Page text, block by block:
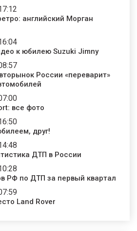
английский Морган
к юбилею Suzuki Jimny
России «переварит»
все фото
друг!
ДТП в России
РФ по ДТП за первый квартал
Land Rover